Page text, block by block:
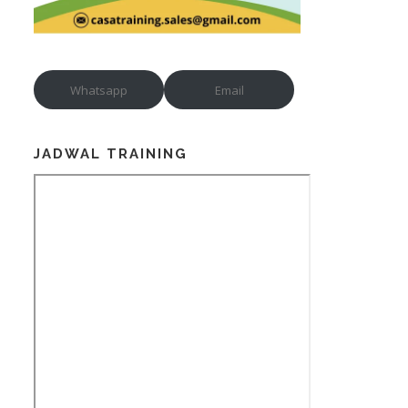
Whatsapp Email
JADWAL TRAINING